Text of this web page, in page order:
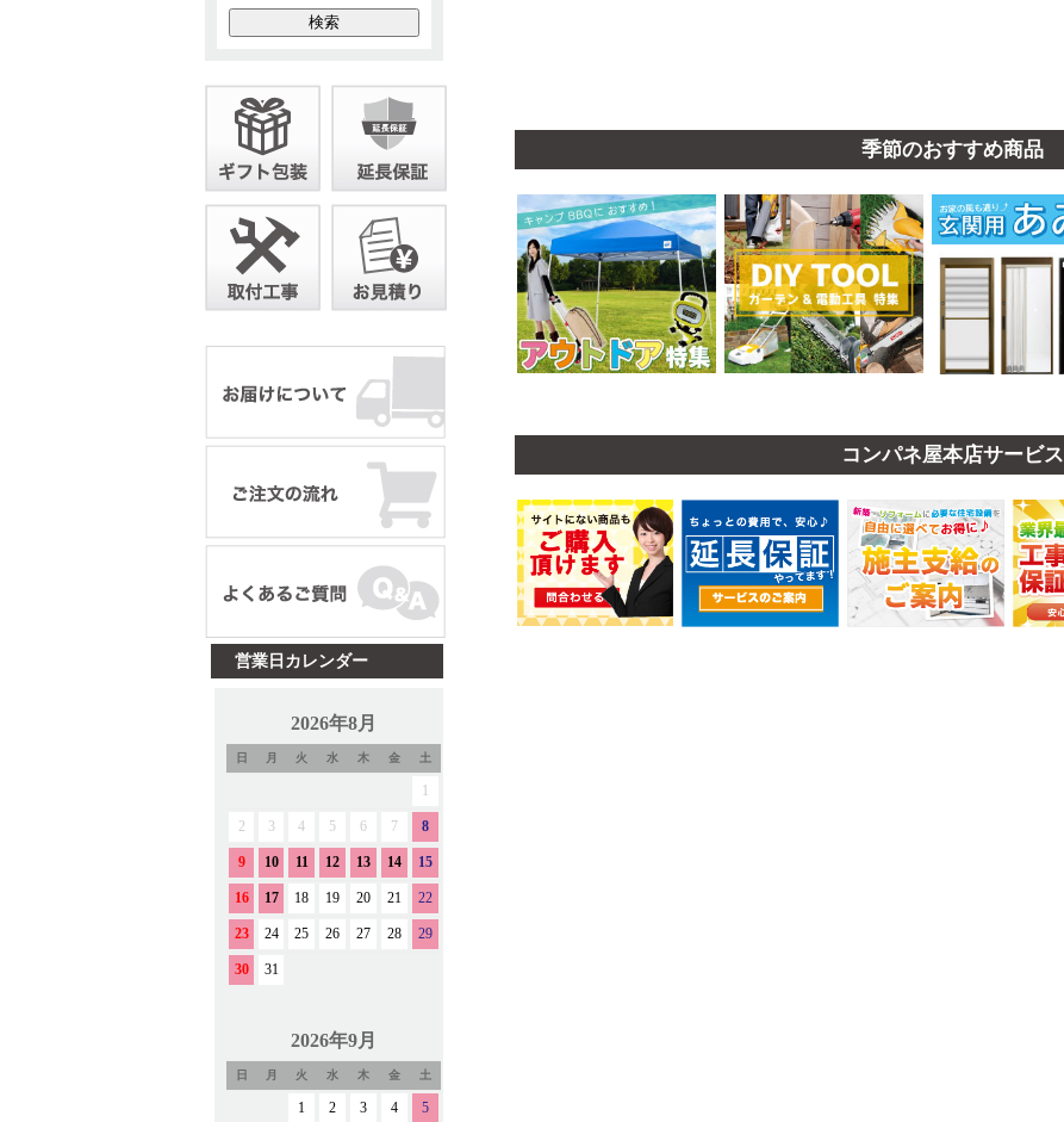
営業日カレンダー
季節のおすすめ商品
コンパネ屋本店サービス